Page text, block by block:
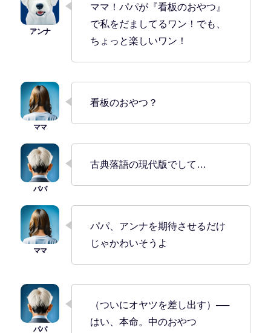
ママ！パパが『看板のおやつ』
で私をだましてるワン！でも、
ちょっと楽しいワン！
看板のおやつ？
古典落語の現代版でして…
パパ、アンナを期待させるだけ
じゃかわいそうよ
（ついにオヤツを差し出す）──
はい、本命。中のおやつ